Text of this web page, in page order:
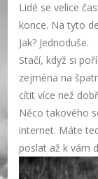
Lidé se velice
konce. Na tyto
Jak? Jednoduše.
Stačí, když si
zejména na
cítit více než
Něco takového
internet. Máte
poslat až k vám